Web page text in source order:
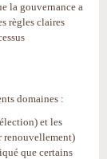
la gouvernance a
règles claires
domaines :
et les
renouvellement)
que certains